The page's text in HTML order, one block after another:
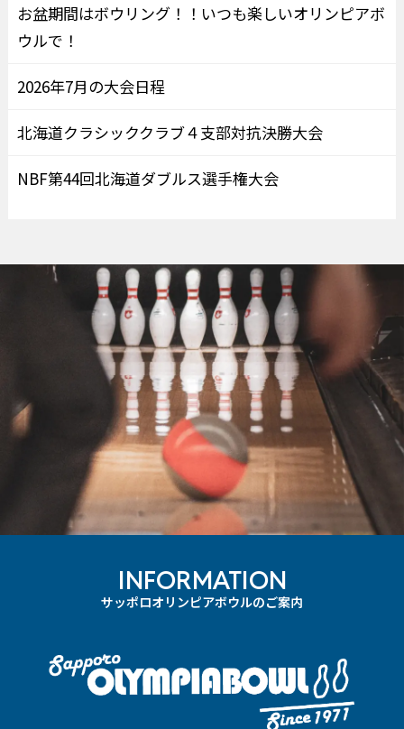
お盆期間はボウリング！！いつも楽しいオリンピアボ
ウルで！
2026年7月の大会日程
北海道クラシッククラブ４支部対抗決勝大会
NBF第44回北海道ダブルス選手権大会
INFORMATION
サッポロオリンピアボウルのご案内